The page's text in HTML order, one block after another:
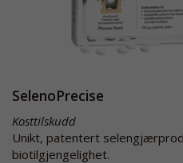
SelenoPrecise
Kosttilskudd
Unikt, patentert
biotilgjengelighet.